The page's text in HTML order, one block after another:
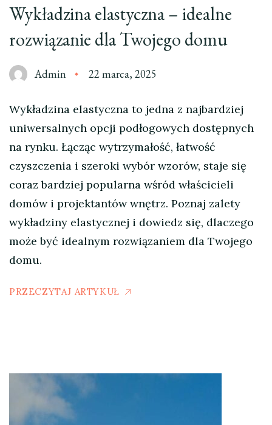
Wykładzina elastyczna – idealne
rozwiązanie dla Twojego domu
Admin 22 marca, 2025
Wykładzina elastyczna to jedna z najbardziej
uniwersalnych opcji podłogowych dostępnych
na rynku. Łącząc wytrzymałość, łatwość
czyszczenia i szeroki wybór wzorów, staje się
coraz bardziej popularna wśród właścicieli
domów i projektantów wnętrz. Poznaj zalety
wykładziny elastycznej i dowiedz się, dlaczego
może być idealnym rozwiązaniem dla Twojego
domu.
PRZECZYTAJ ARTYKUŁ